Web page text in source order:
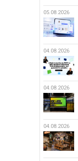
05.08.2026
04.08.2026
04.08.2026
04.08.2026